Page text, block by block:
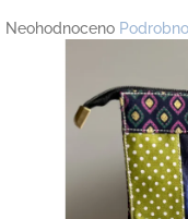
Průměrné
Neohodnoceno